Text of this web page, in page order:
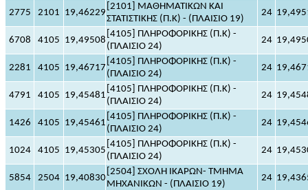
2775 2101 19,46229
[2101] ΜΑΘΗΜΑΤΙΚΩΝ ΚΑΙ
ΣΤΑΤΙΣΤΙΚΗΣ (Π.Κ) - (ΠΛΑΙΣΙΟ 19)
24
6708 4105 19,49508
[4105] ΠΛΗΡΟΦΟΡΙΚΗΣ (Π.Κ) -
(ΠΛΑΙΣΙΟ 24)
24
2281 4105 19,46717
[4105] ΠΛΗΡΟΦΟΡΙΚΗΣ (Π.Κ) -
(ΠΛΑΙΣΙΟ 24)
24
4791 4105 19,45481
[4105] ΠΛΗΡΟΦΟΡΙΚΗΣ (Π.Κ) -
(ΠΛΑΙΣΙΟ 24)
24
1426 4105 19,45461
[4105] ΠΛΗΡΟΦΟΡΙΚΗΣ (Π.Κ) -
(ΠΛΑΙΣΙΟ 24)
24
1024 4105 19,45305
[4105] ΠΛΗΡΟΦΟΡΙΚΗΣ (Π.Κ) -
(ΠΛΑΙΣΙΟ 24)
24
5854 2504 19,40830
[2504] ΣΧΟΛΗ ΙΚΑΡΩΝ- ΤΜΗΜΑ
ΜΗΧΑΝΙΚΩΝ - (ΠΛΑΙΣΙΟ 19)
24